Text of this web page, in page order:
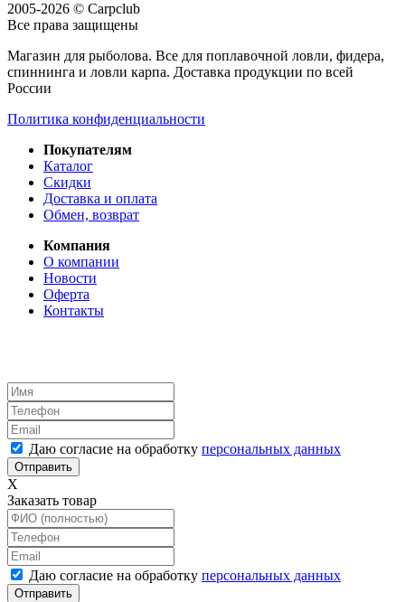
2005-2026 © Carpclub
Все права защищены
Магазин для рыболова. Все для поплавочной ловли, фидера,
спиннинга и ловли карпа. Доставка продукции по всей
России
Политика конфиденциальности
Покупателям
Каталог
Скидки
Доставка и оплата
Обмен, возврат
Компания
О компании
Новости
Оферта
Контакты
Даю согласие на обработку персональных данных
X
Заказать товар
Даю согласие на обработку персональных данных